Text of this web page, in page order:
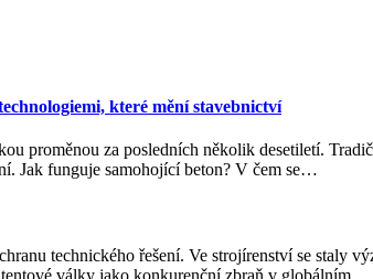
které mění stavebnictví
proměnou za posledních několik desetiletí.
Jak funguje samohojící beton? V čem se…
technického řešení. Ve strojírenství se